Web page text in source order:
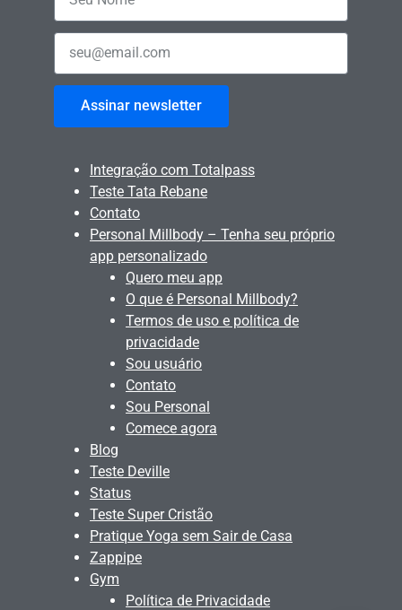
Assinar newsletter
Integração com Totalpass
Teste Tata Rebane
Contato
Personal Millbody – Tenha seu próprio
app personalizado
Quero meu app
O que é Personal Millbody?
Termos de uso e política de
privacidade
Sou usuário
Contato
Sou Personal
Comece agora
Blog
Teste Deville
Status
Teste Super Cristão
Pratique Yoga sem Sair de Casa
Zappipe
Gym
Política de Privacidade